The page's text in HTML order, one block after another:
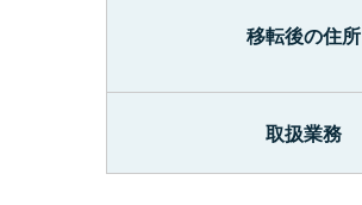
移転後の住所
取扱業務